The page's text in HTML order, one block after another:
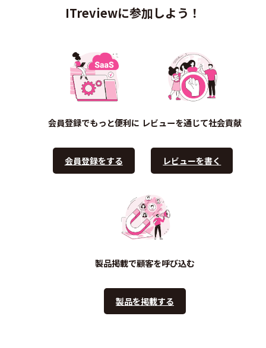
ITreviewに参加しよう！
会員登録でもっと便利に
会員登録をする
レビューを通じて社会貢献
レビューを書く
製品掲載で顧客を呼び込む
製品を掲載する